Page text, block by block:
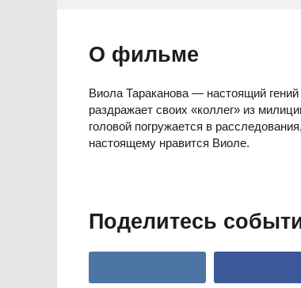
О фильме
Виола Тараканова — настоящий
раздражает своих «коллег» из
головой погружается в
настоящему нравится Виоле.
Поделитесь